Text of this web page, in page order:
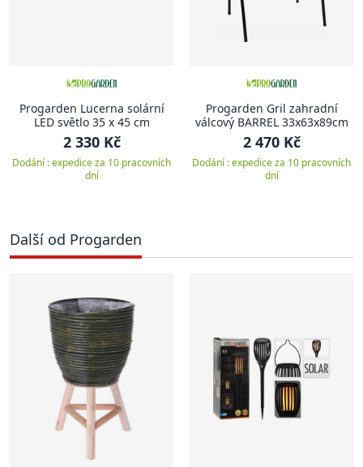
Progarden Lucerna solární
LED světlo 35 x 45 cm
2 330 Kč
Dodání : expedice za 10 pracovních
dní
Progarden Gril zahradní
válcový BARREL 33x63x89cm
2 470 Kč
Dodání : expedice za 10 pracovních
dní
Další od Progarden